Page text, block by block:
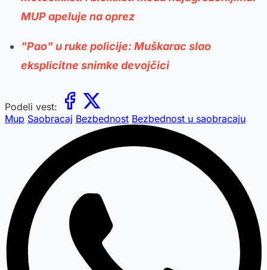
MUP apeluje na oprez
"Pao" u ruke policije: Muškarac slao
eksplicitne snimke devojčici
Podeli vest:
Mup Saobracaj Bezbednost Bezbednost u saobracaju